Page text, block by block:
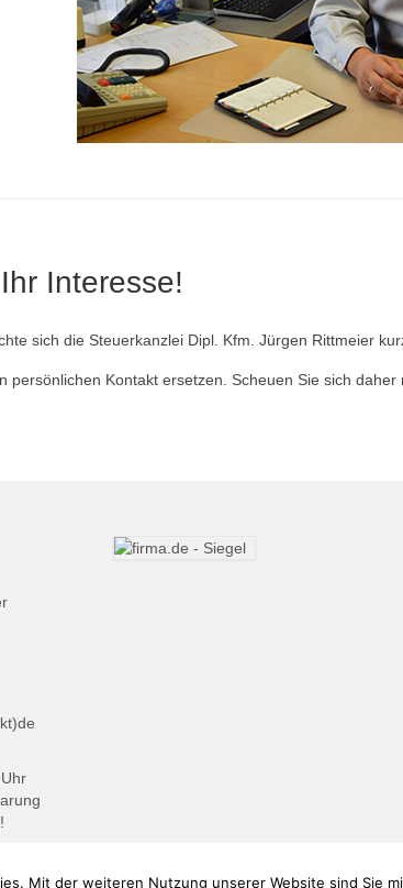
Interesse!
sich die Steuerkanzlei Dipl. Kfm. Jürgen Rittmeier
persönlichen Kontakt ersetzen. Scheuen Sie sich
(Univ.) Jürgen Rittmeier
Mit der weiteren Nutzung unserer Website sind Sie